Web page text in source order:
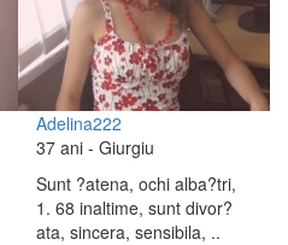
Adelina222
37 ani - Giurgiu
Sunt ?atena, ochi alba?tri,
1. 68 inaltime, sunt divor?
ata, sincera, sensibila, ..